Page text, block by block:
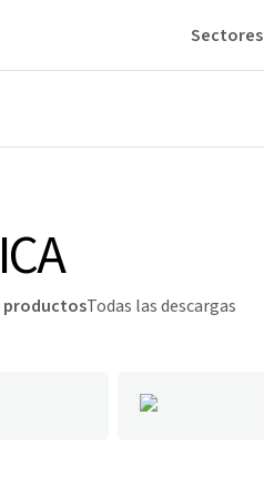
Sectores
productosTodas las descargas